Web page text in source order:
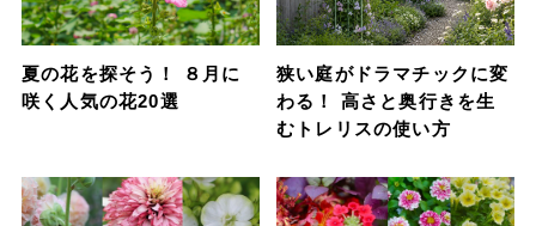
夏の花を探そう！ ８月に
咲く人気の花20選
狭い庭がドラマチックに変
わる！ 高さと奥行きを生
むトレリスの使い方